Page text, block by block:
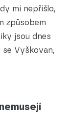
mi nepřišlo,
způsobem
jsou dnes
se Vyškovan,